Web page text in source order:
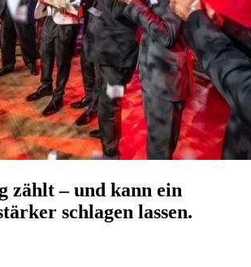
zählt – und kann ein
schlagen lassen.